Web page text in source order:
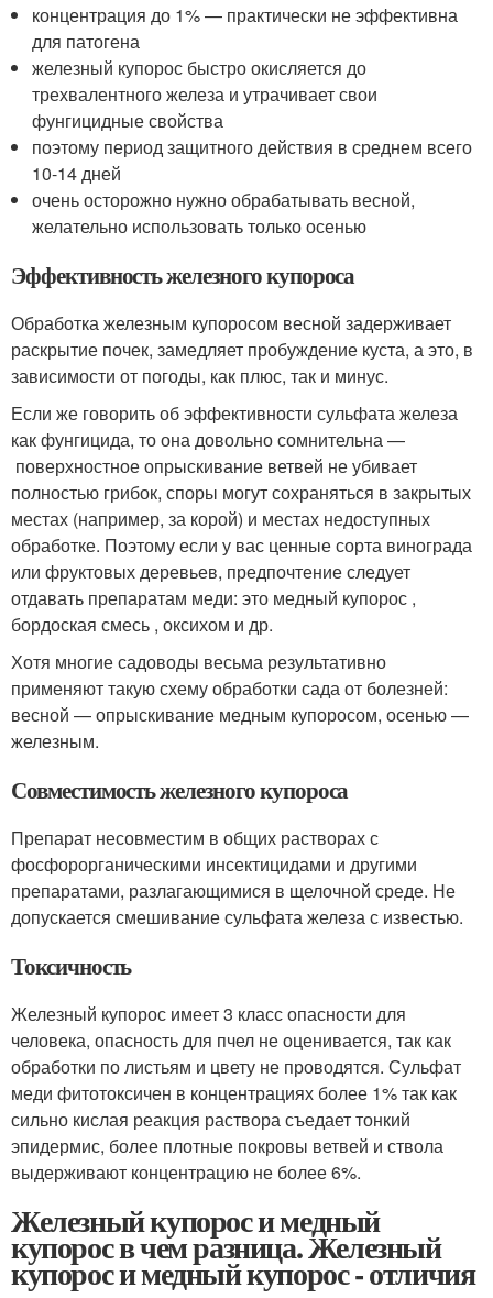
концентрация до 1% — практически не эффективна
для патогена
железный купорос быстро окисляется до
трехвалентного железа и утрачивает свои
фунгицидные свойства
поэтому период защитного действия в среднем всего
10-14 дней
очень осторожно нужно обрабатывать весной,
желательно использовать только осенью
Эффективность железного купороса
Обработка железным купоросом весной задерживает
раскрытие почек, замедляет пробуждение куста, а это, в
зависимости от погоды, как плюс, так и минус.
Если же говорить об эффективности сульфата железа
как фунгицида, то она довольно сомнительна —
поверхностное опрыскивание ветвей не убивает
полностью грибок, споры могут сохраняться в закрытых
местах (например, за корой) и местах недоступных
обработке. Поэтому если у вас ценные сорта винограда
или фруктовых деревьев, предпочтение следует
отдавать препаратам меди: это медный купорос ,
бордоская смесь , оксихом и др.
Хотя многие садоводы весьма результативно
применяют такую схему обработки сада от болезней:
весной — опрыскивание медным купоросом, осенью —
железным.
Совместимость железного купороса
Препарат несовместим в общих растворах с
фосфорорганическими инсектицидами и другими
препаратами, разлагающимися в щелочной среде. Не
допускается смешивание сульфата железа с известью.
Токсичность
Железный купорос имеет 3 класс опасности для
человека, опасность для пчел не оценивается, так как
обработки по листьям и цвету не проводятся. Сульфат
меди фитотоксичен в концентрациях более 1% так как
сильно кислая реакция раствора съедает тонкий
эпидермис, более плотные покровы ветвей и ствола
выдерживают концентрацию не более 6%.
Железный купорос и медный
купорос в чем разница. Железный
купорос и медный купорос - отличия